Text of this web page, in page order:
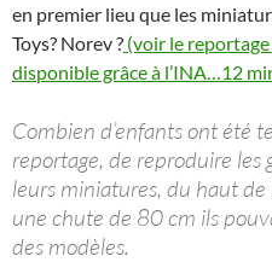
en premier lieu que les
Toys? Norev ? (voir le
disponible grâce à l’INA…12
Combien d’enfants ont été
reportage, de reproduire les
leurs miniatures, du haut de
une chute de 80 cm ils
des modèles.